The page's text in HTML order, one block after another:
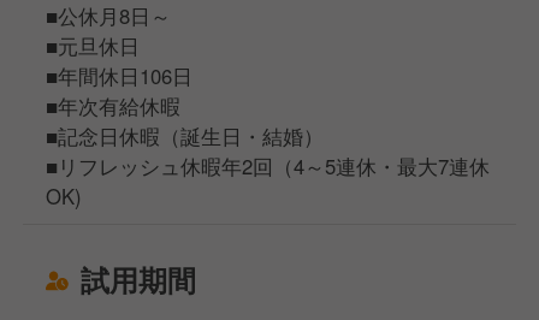
■公休月8日～
■元旦休日
■年間休日106日
■年次有給休暇
■記念日休暇（誕生日・結婚）
■リフレッシュ休暇年2回（4～5連休・最大7連休
OK)
試用期間